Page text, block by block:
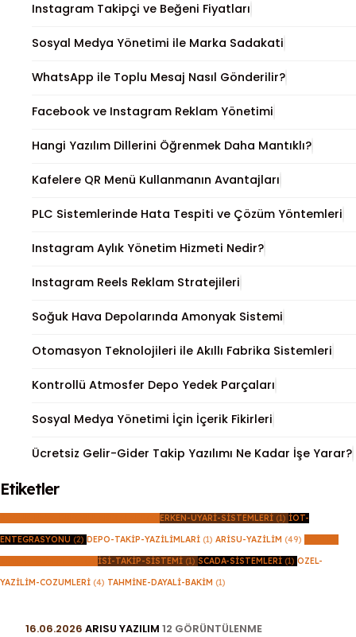
Instagram Takipçi ve Beğeni Fiyatları
Sosyal Medya Yönetimi ile Marka Sadakati
WhatsApp ile Toplu Mesaj Nasıl Gönderilir?
Facebook ve Instagram Reklam Yönetimi
Hangi Yazılım Dillerini Öğrenmek Daha Mantıklı?
Kafelere QR Menü Kullanmanın Avantajları
PLC Sistemlerinde Hata Tespiti ve Çözüm Yöntemleri
Instagram Aylık Yönetim Hizmeti Nedir?
Instagram Reels Reklam Stratejileri
Soğuk Hava Depolarında Amonyak Sistemi
Otomasyon Teknolojileri ile Akıllı Fabrika Sistemleri
Kontrollü Atmosfer Depo Yedek Parçaları
Sosyal Medya Yönetimi İçin İçerik Fikirleri
Ücretsiz Gelir-Gider Takip Yazılımı Ne Kadar İşe Yarar?
Etiketler
ERKEN-UYARI-SISTEMLERI (1) IOT-
ENTEGRASYONU (2) DEPO-TAKIP-YAZILIMLARI (1) ARISU-YAZILIM (49)
ISI-TAKIP-SISTEMI (1) SCADA-SISTEMLERI (1) OZEL-
YAZILIM-COZUMLERI (4) TAHMINE-DAYALI-BAKIM (1)
16.06.2026 ARISU YAZILIM 12 GÖRÜNTÜLENME